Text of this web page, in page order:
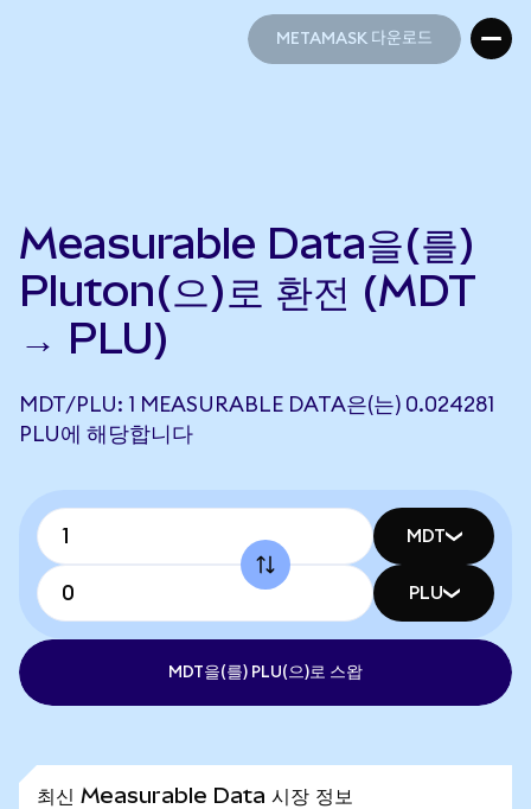
METAMASK 다운로드
Measurable Data을(를)
Pluton(으)로 환전 (MDT
→ PLU)
MDT/PLU: 1 MEASURABLE DATA은(는) 0.024281
PLU에 해당합니다
MDT
PLU
MDT을(를) PLU(으)로 스왑
최신 Measurable Data 시장 정보